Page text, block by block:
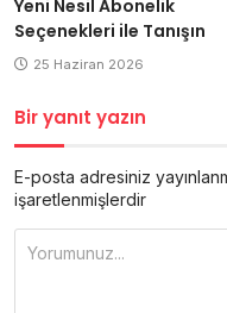
Yeni Nesil Abonelik
Seçenekleri ile Tanışın
25 Haziran 2026
Bir yanıt yazın
E-posta adresiniz
işaretlenmişlerdir